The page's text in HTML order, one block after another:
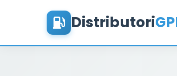
Distributori